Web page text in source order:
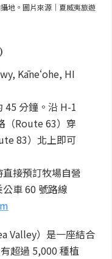
地。圖片來源｜夏威夷旅遊
Kāneʻohe, HI
45 分鐘。沿 H-1
（Route 63）穿
83）北上即可
接預訂牧場自營
車 60 號路線
Valley）是一座結合
超過 5,000 種植